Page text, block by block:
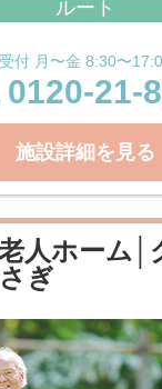
ルート
受付 月〜金 8:30〜
0120-21-
施設詳細を見る
人ホーム│
ぎ